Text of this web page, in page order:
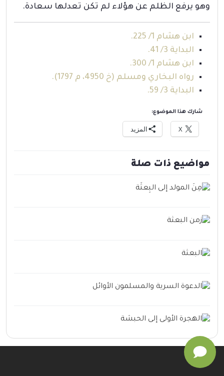
وهو يرفع الظلم عن هؤلاء لم تكن تعدلها سعادة.
ابن هشام 1/ 225.
البداية 3/ 41.
ابن هشام 1/ 300.
رواه البخاري ومسلم (خ 4950، م 1797).
البداية 3/ 59.
شارك هذا الموضوع:
X المزيد
مواضيع ذات صلة